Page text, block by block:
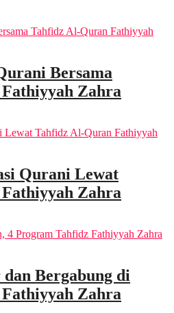
Bersama
Zahra
Qurani Lewat
Zahra
Bergabung di
Zahra